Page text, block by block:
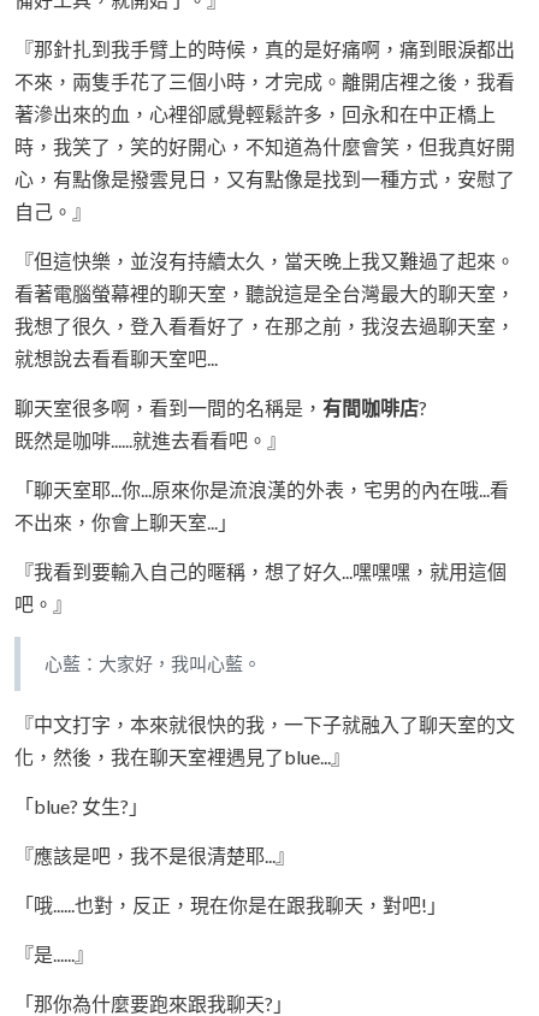
『那針扎到我手臂上的時候，真的是好痛啊，痛到眼淚都出
不來，兩隻手花了三個小時，才完成。離開店裡之後，我看
著滲出來的血，心裡卻感覺輕鬆許多，回永和在中正橋上
時，我笑了，笑的好開心，不知道為什麼會笑，但我真好開
心，有點像是撥雲見日，又有點像是找到一種方式，安慰了
自己。』
『但這快樂，並沒有持續太久，當天晚上我又難過了起來。
看著電腦螢幕裡的聊天室，聽說這是全台灣最大的聊天室，
我想了很久，登入看看好了，在那之前，我沒去過聊天室，
就想說去看看聊天室吧...
聊天室很多啊，看到一間的名稱是， 有間咖啡店?
既然是咖啡......就進去看看吧。』
「聊天室耶...你...原來你是流浪漢的外表，宅男的內在哦...看
不出來，你會上聊天室...」
『我看到要輸入自己的暱稱，想了好久...嘿嘿嘿，就用這個
吧。』
心藍：大家好，我叫心藍。
『中文打字，本來就很快的我，一下子就融入了聊天室的文
化，然後，我在聊天室裡遇見了blue...』
「blue? 女生?」
『應該是吧，我不是很清楚耶...』
「哦......也對，反正，現在你是在跟我聊天，對吧!」
『是......』
「那你為什麼要跑來跟我聊天?」